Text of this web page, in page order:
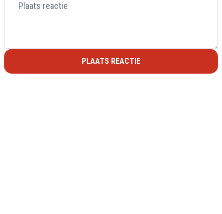
PLAATS REACTIE